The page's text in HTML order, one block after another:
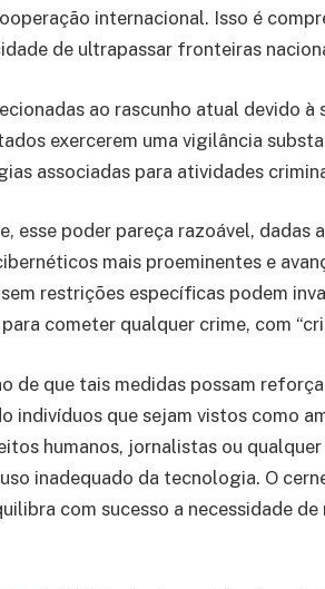
internacional. Isso é
de ultrapassar fronteiras
ao rascunho atual devido à
exercerem uma vigilância
associadas para atividades
esse poder pareça razoável, dadas
mais proeminentes e
restrições específicas podem
cometer qualquer crime, com
de que tais medidas possam
indivíduos que sejam vistos como
humanos, jornalistas ou
inadequado da tecnologia. O
com sucesso a necessidade